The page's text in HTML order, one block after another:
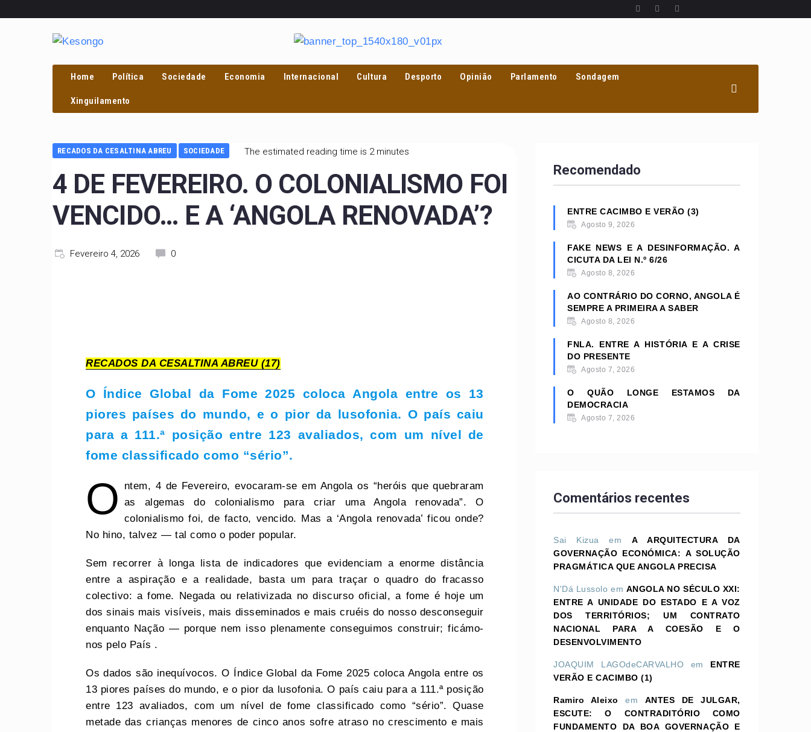
Home Política Sociedade Economia Internacional Cultura Desporto Opinião Parlamento Sondagem
Xinguilamento
RECADOS DA CESALTINA ABREU SOCIEDADE The estimated reading time is 2 minutes
4 DE FEVEREIRO. O COLONIALISMO FOI
VENCIDO… E A ‘ANGOLA RENOVADA’?
Fevereiro 4, 2026 0
RECADOS DA CESALTINA ABREU (17)
O Índice Global da Fome 2025 coloca Angola entre os 13
piores países do mundo, e o pior da lusofonia. O país caiu
para a 111.ª posição entre 123 avaliados, com um nível de
fome classificado como “sério”.
O
ntem, 4 de Fevereiro, evocaram-se em Angola os “heróis que quebraram
as algemas do colonialismo para criar uma Angola renovada”. O
colonialismo foi, de facto, vencido. Mas a ‘Angola renovada’ ficou onde?
No hino, talvez — tal como o poder popular.
Sem recorrer à longa lista de indicadores que evidenciam a enorme distância
entre a aspiração e a realidade, basta um para traçar o quadro do fracasso
colectivo: a fome. Negada ou relativizada no discurso oficial, a fome é hoje um
dos sinais mais visíveis, mais disseminados e mais cruéis do nosso desconseguir
enquanto Nação — porque nem isso plenamente conseguimos construir; ficámo-
nos pelo País .
Os dados são inequívocos. O Índice Global da Fome 2025 coloca Angola entre os
13 piores países do mundo, e o pior da lusofonia. O país caiu para a 111.ª posição
entre 123 avaliados, com um nível de fome classificado como “sério”. Quase
metade das crianças menores de cinco anos sofre atraso no crescimento e mais
Recomendado
ENTRE CACIMBO E VERÃO (3)
Agosto 9, 2026
FAKE NEWS E A DESINFORMAÇÃO. A
CICUTA DA LEI N.º 6/26
Agosto 8, 2026
AO CONTRÁRIO DO CORNO, ANGOLA É
SEMPRE A PRIMEIRA A SABER
Agosto 8, 2026
FNLA. ENTRE A HISTÓRIA E A CRISE
DO PRESENTE
Agosto 7, 2026
O QUÃO LONGE ESTAMOS DA
DEMOCRACIA
Agosto 7, 2026
Comentários recentes
Sai Kizua emA ARQUITECTURA DA
GOVERNAÇÃO ECONÓMICA: A SOLUÇÃO
PRAGMÁTICA QUE ANGOLA PRECISA
N'Dá Lussolo em ANGOLA NO SÉCULO XXI:
ENTRE A UNIDADE DO ESTADO E A VOZ
DOS TERRITÓRIOS; UM CONTRATO
NACIONAL PARA A COESÃO E O
DESENVOLVIMENTO
JOAQUIM LAGOdeCARVALHO em ENTRE
VERÃO E CACIMBO (1)
Ramiro Aleixo em ANTES DE JULGAR,
ESCUTE: O CONTRADITÓRIO COMO
FUNDAMENTO DA BOA GOVERNAÇÃO E